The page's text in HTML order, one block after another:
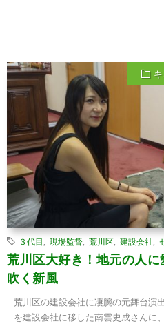
３代目 現場監督 荒川区 建設会社
荒川区大好き！地元の人
吹く新風
荒川区の建設会社に凄腕の元舞台演
を建設会社に移した南雲史成さんに